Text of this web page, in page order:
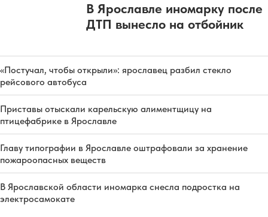
В Ярославле иномарку после
ДТП вынесло на отбойник
«Постучал, чтобы открыли»: ярославец разбил стекло
рейсового автобуса
Приставы отыскали карельскую алиментщицу на
птицефабрике в Ярославле
Главу типографии в Ярославле оштрафовали за хранение
пожароопасных веществ
В Ярославской области иномарка снесла подростка на
электросамокате